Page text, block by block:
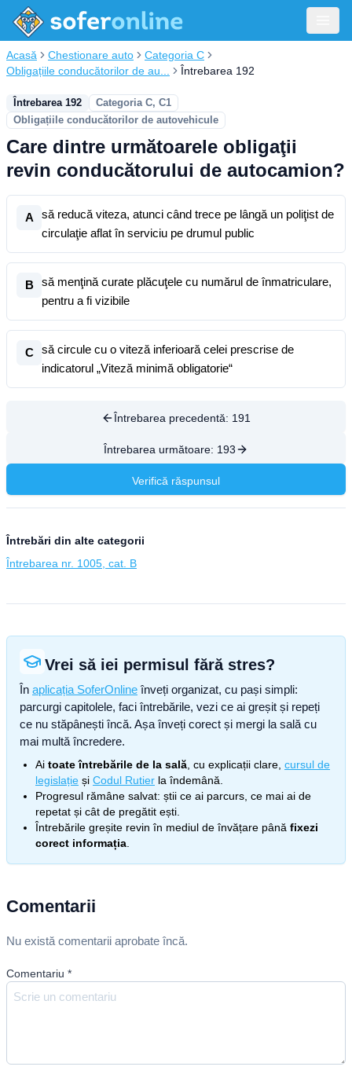
Acasă Chestionare auto
Categoria C
Obligațiile conducătorilor de au...
Întrebarea 192
Întrebarea 192
Categoria C, C1
Obligațiile conducătorilor de autovehicule
Care dintre următoarele obligaţii
revin conducătorului de autocamion?
A
să reducă viteza, atunci când trece pe lângă un poliţist de
circulaţie aflat în serviciu pe drumul public
B
să menţină curate plăcuţele cu numărul de înmatriculare,
pentru a fi vizibile
C
să circule cu o viteză inferioară celei prescrise de
indicatorul „Viteză minimă obligatorie“
Întrebarea precedentă: 191
Întrebarea următoare: 193
Verifică răspunsul
Întrebări din alte categorii
Întrebarea nr. 1005, cat. B
Vrei să iei permisul fără stres?
În aplicația SoferOnline înveți organizat, cu pași simpli:
parcurgi capitolele, faci întrebările, vezi ce ai greșit și repeți
ce nu stăpânești încă. Așa înveți corect și mergi la sală cu
mai multă încredere.
Ai toate întrebările de la sală , cu explicații clare, cursul de
legislație și Codul Rutier la îndemână.
Progresul rămâne salvat: știi ce ai parcurs, ce mai ai de
repetat și cât de pregătit ești.
Întrebările greșite revin în mediul de învățare până fixezi
corect informația
Comentarii
Nu există comentarii aprobate încă.
Comentariu *